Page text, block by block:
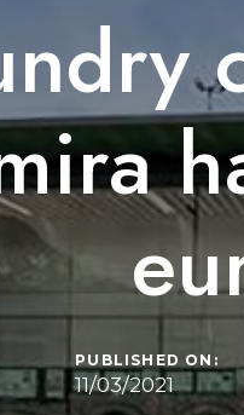
PUBLISHED ON:
11/03/2021